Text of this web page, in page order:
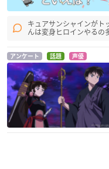
森雪
銀河へキックオ
ぬ
キュアサンシャインがト
んは変身ヒロインやるの
アンケート 話題 声優